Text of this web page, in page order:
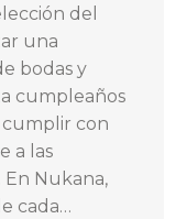
del
una
bodas y
cumpleaños
con
a las
En Nukana,
cada…